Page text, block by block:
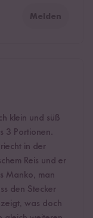
Melden
klein und süß
3 Portionen.
in der
Reis und er
Manko, man
den Stecker
was doch